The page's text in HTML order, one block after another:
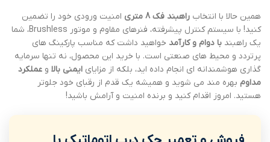
همین حالا با انتخاب راهبند فک 8 متری
امنیت ورودی خود را تضمین
کنید! با سیستم کنترل پیشرفته، فنرهای مقاوم و موتور Brushless، شما
یک راهبند با دوام و کارآمد خواهید داشت که مناسب پارکینگ های
پرتردد و محیط های صنعتی است. با خرید این محصول، نه تنها سرمایه
گذاری هوشمندانه ای انجام داده اید، بلکه از مزایای ایمنی بالا و عملکرد
مداوم بهره مند می شوید و همیشه یک قدم از رقبای خود جلوتر
هستید. امروز اقدام کنید و برنده امنیت و آرامش باشید!